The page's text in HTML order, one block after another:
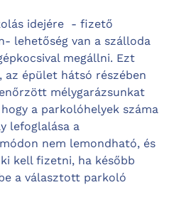
idejére - fizető
lehetőség van a szálloda
megállni. Ezt
az épület hátsó részében
mélygarázsunkat
a parkolóhelyek száma
lefoglalása a
nem lemondható, és
kell fizetni, ha később
a választott parkoló